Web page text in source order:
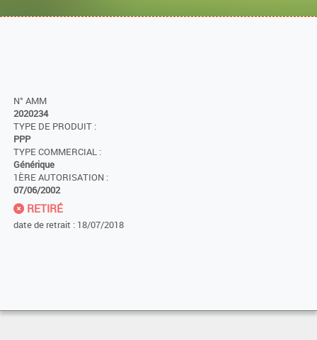
N° AMM
2020234
TYPE DE PRODUIT :
PPP
TYPE COMMERCIAL :
Générique
1ÈRE AUTORISATION :
07/06/2002
RETIRÉ
date de retrait : 18/07/2018